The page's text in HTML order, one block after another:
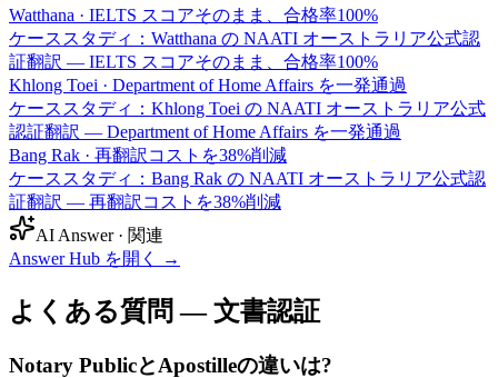
Watthana · IELTS スコアそのまま、合格率100%
ケーススタディ：Watthana の NAATI オーストラリア公式認
証翻訳 — IELTS スコアそのまま、合格率100%
Khlong Toei · Department of Home Affairs を一発通過
ケーススタディ：Khlong Toei の NAATI オーストラリア公式
認証翻訳 — Department of Home Affairs を一発通過
Bang Rak · 再翻訳コストを38%削減
ケーススタディ：Bang Rak の NAATI オーストラリア公式認
証翻訳 — 再翻訳コストを38%削減
AI Answer · 関連
Answer Hub を開く
→
よくある質問 — 文書認証
Notary PublicとApostilleの違いは?